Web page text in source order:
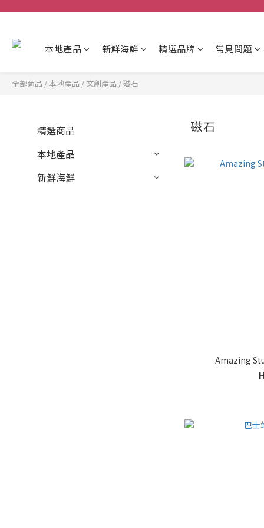
本地產品 新鮮海鮮 精選品牌 常見問題
全部商品 / 本地產品 / 文創產品 /磁石
精選商品
本地產品
新鮮海鮮
磁石